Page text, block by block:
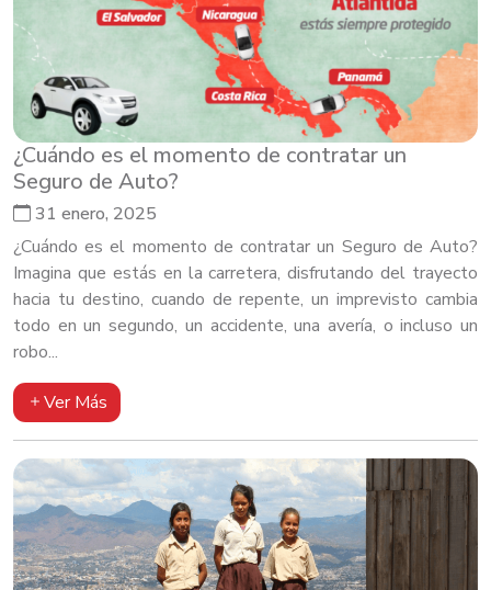
¿Cuándo es el momento de contratar un
Seguro de Auto?
31 enero, 2025
¿Cuándo es el momento de contratar un Seguro de Auto?
Imagina que estás en la carretera, disfrutando del trayecto
hacia tu destino, cuando de repente, un imprevisto cambia
todo en un segundo, un accidente, una avería, o incluso un
robo...
Ver Más